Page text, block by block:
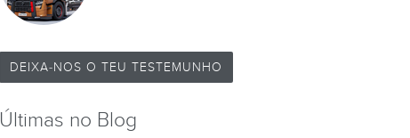
DEIXA-NOS O TEU TESTEMUNHO
Últimas no Blog